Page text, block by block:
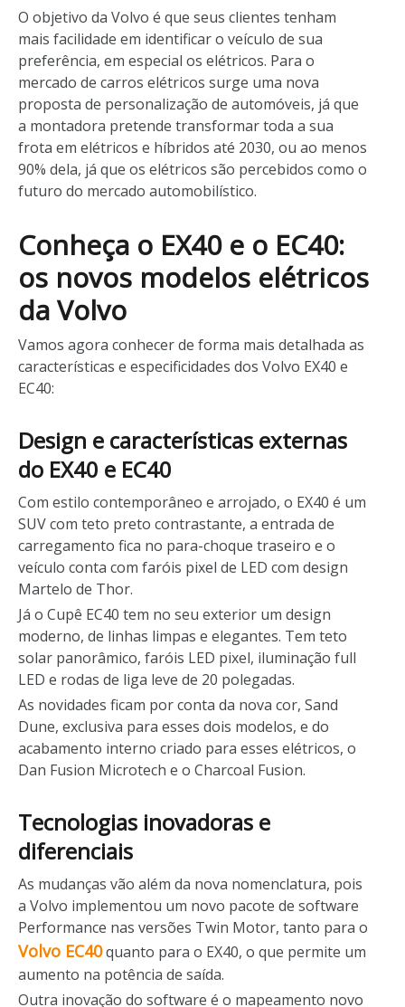
O objetivo da Volvo é que seus clientes tenham
mais facilidade em identificar o veículo de sua
preferência, em especial os elétricos. Para o
mercado de carros elétricos surge uma nova
proposta de personalização de automóveis, já que
a montadora pretende transformar toda a sua
frota em elétricos e híbridos até 2030, ou ao menos
90% dela, já que os elétricos são percebidos como o
futuro do mercado automobilístico.
Conheça o EX40 e o EC40:
os novos modelos elétricos
da Volvo
Vamos agora conhecer de forma mais detalhada as
características e especificidades dos Volvo EX40 e
EC40:
Design e características externas
do EX40 e EC40
Com estilo contemporâneo e arrojado, o EX40 é um
SUV com teto preto contrastante, a entrada de
carregamento fica no para-choque traseiro e o
veículo conta com faróis pixel de LED com design
Martelo de Thor.
Já o Cupê EC40 tem no seu exterior um design
moderno, de linhas limpas e elegantes. Tem teto
solar panorâmico, faróis LED pixel, iluminação full
LED e rodas de liga leve de 20 polegadas.
As novidades ficam por conta da nova cor, Sand
Dune, exclusiva para esses dois modelos, e do
acabamento interno criado para esses elétricos, o
Dan Fusion Microtech e o Charcoal Fusion.
Tecnologias inovadoras e
diferenciais
As mudanças vão além da nova nomenclatura, pois
a Volvo implementou um novo pacote de software
Performance nas versões Twin Motor, tanto para o
Volvo EC40quanto para o EX40, o que permite um
aumento na potência de saída.
Outra inovação do software é o mapeamento novo